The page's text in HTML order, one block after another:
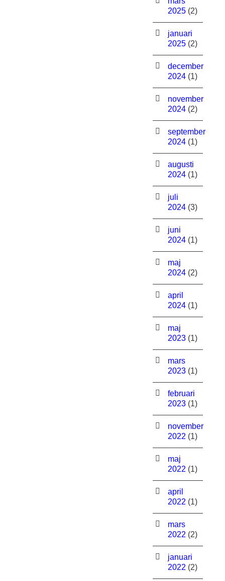
2025 (2)
januari
2025 (2)
december
2024 (1)
november
2024 (2)
september
2024 (1)
augusti
2024 (1)
juli
2024 (3)
juni
2024 (1)
maj
2024 (2)
april
2024 (1)
maj
2023 (1)
mars
2023 (1)
februari
2023 (1)
november
2022 (1)
maj
2022 (1)
april
2022 (1)
mars
2022 (2)
januari
2022 (2)